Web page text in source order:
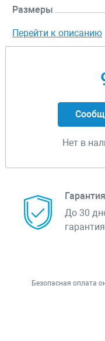
Размеры
Перейти к описанию
Нет в
До 30
гарантия
Безопасная оплата